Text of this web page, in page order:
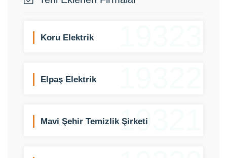
Koru Elektrik
Elpaş Elektrik
19321
Mavi Şehir Temizlik Şirketi